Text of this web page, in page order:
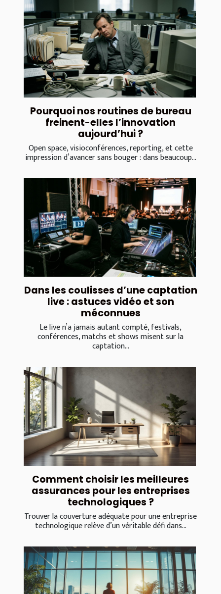
Pourquoi nos routines de bureau
freinent-elles l’innovation
aujourd’hui ?
Open space, visioconférences, reporting, et cette
impression d’avancer sans bouger : dans beaucoup...
Dans les coulisses d’une captation
live : astuces vidéo et son
méconnues
Le live n’a jamais autant compté, festivals,
conférences, matchs et shows misent sur la
captation...
Comment choisir les meilleures
assurances pour les entreprises
technologiques ?
Trouver la couverture adéquate pour une entreprise
technologique relève d’un véritable défi dans...